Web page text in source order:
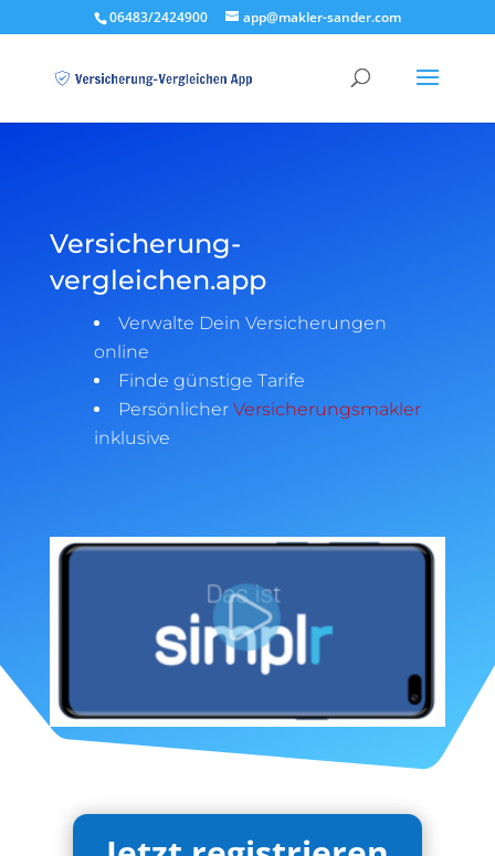
06483/2424900 app@makler-sander.com
Versicherung-
vergleichen.app
Verwalte Dein Versicherungen
online
Finde günstige Tarife
Persönlicher Versicherungsmakler
inklusive